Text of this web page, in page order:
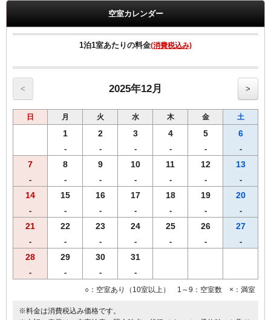
・全室インターネット回線接続可能（Wi-Fi・有線LAN）
------------------------------------------------------
スタッフが毎朝焼き上げる焼きたてパンをお召し上がりいただけま
す。
【Ｒ＆Ｂホテル朝食メニュー（AM6：30-AM9：30）】
♪焼きたてパンの香りで目覚める朝♪
・自慢の焼きたてパン
・スタイリッシュサラダ
・ほど良い塩味付き！絶品味付ゆで玉子
・ヨーグルト
・３種類のあたたかスープ
・香り高いＲ＆Ｂオリジナル挽きたてコーヒー
・牛乳
・お粥＆漬物
空室カレンダー
1泊1室あたりの料金(消費税込み)
< 2025年12月 >
日 月 火 水 木 金 土
1
-
2
-
3
-
4
-
5
-
6
-
7
-
8
-
9
-
10
-
11
-
12
-
13
-
14
-
15
-
16
-
17
-
18
-
19
-
20
-
21
-
22
-
23
-
24
-
25
-
26
-
27
-
28
-
29
-
30
-
31
-
○：空室あり（10室以上） 1～9：空室数 ×：満室
※料金は消費税込み価格です。